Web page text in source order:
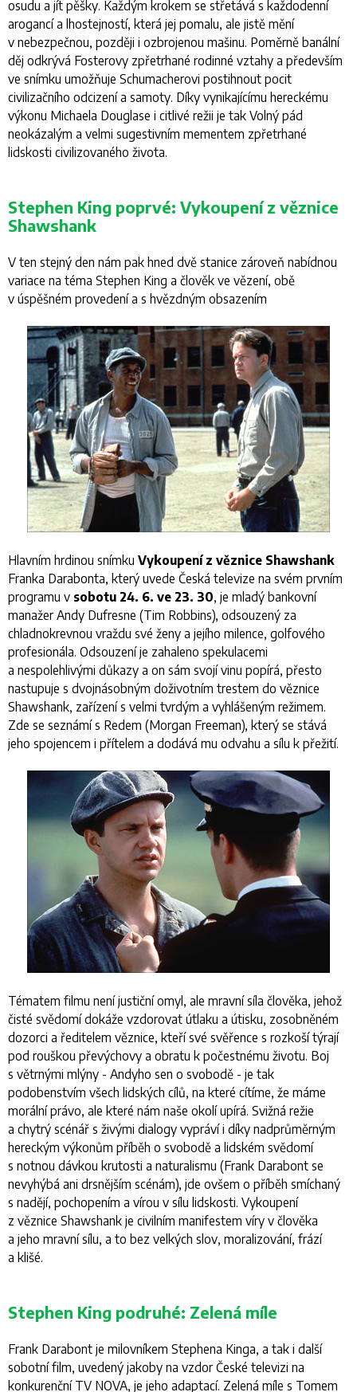
osudu a jít pěšky. Každým krokem se střetává s každodenní
arogancí a lhostejností, která jej pomalu, ale jistě mění
v nebezpečnou, později i ozbrojenou mašinu. Poměrně banální
děj odkrývá Fosterovy zpřetrhané rodinné vztahy a především
ve snímku umožňuje Schumacherovi postihnout pocit
civilizačního odcizení a samoty. Díky vynikajícímu hereckému
výkonu Michaela Douglase i citlivé režii je tak Volný pád
neokázalým a velmi sugestivním mementem zpřetrhané
lidskosti civilizovaného života.
Stephen King poprvé: Vykoupení z věznice
Shawshank
V ten stejný den nám pak hned dvě stanice zároveň nabídnou
variace na téma Stephen King a člověk ve vězení, obě
v úspěšném provedení a s hvězdným obsazením
Hlavním hrdinou snímku Vykoupení z věznice Shawshank
Franka Darabonta, který uvede Česká televize na svém prvním
programu v sobotu 24. 6. ve 23. 30, je mladý bankovní
manažer Andy Dufresne (Tim Robbins), odsouzený za
chladnokrevnou vraždu své ženy a jejího milence, golfového
profesionála. Odsouzení je zahaleno spekulacemi
a nespolehlivými důkazy a on sám svojí vinu popírá, přesto
nastupuje s dvojnásobným doživotním trestem do věznice
Shawshank, zařízení s velmi tvrdým a vyhlášeným režimem.
Zde se seznámí s Redem (Morgan Freeman), který se stává
jeho spojencem i přítelem a dodává mu odvahu a sílu k přežití.
Tématem filmu není justiční omyl, ale mravní síla člověka, jehož
čisté svědomí dokáže vzdorovat útlaku a útisku, zosobněném
dozorci a ředitelem věznice, kteří své svěřence s rozkoší týrají
pod rouškou převýchovy a obratu k počestnému životu. Boj
s větrnými mlýny - Andyho sen o svobodě - je tak
podobenstvím všech lidských cílů, na které cítíme, že máme
morální právo, ale které nám naše okolí upírá. Svižná režie
a chytrý scénář s živými dialogy vypráví i díky nadprůměrným
hereckým výkonům příběh o svobodě a lidském svědomí
s notnou dávkou krutosti a naturalismu (Frank Darabont se
nevyhýbá ani drsnějším scénám), jde ovšem o příběh smíchaný
s nadějí, pochopením a vírou v sílu lidskosti. Vykoupení
z věznice Shawshank je civilním manifestem víry v člověka
a jeho mravní sílu, a to bez velkých slov, moralizování, frází
a klišé.
Stephen King podruhé: Zelená míle
Frank Darabont je milovníkem Stephena Kinga, a tak i další
sobotní film, uvedený jakoby na vzdor České televizi na
konkurenční TV NOVA, je jeho adaptací. Zelená míle s Tomem